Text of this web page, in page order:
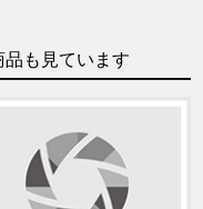
も見ています